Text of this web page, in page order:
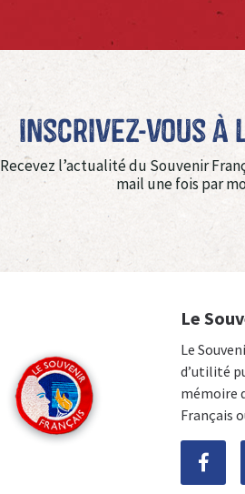
Inscrivez-vous à
Recevez l’actualité du Souvenir
mail une fois par
Le
Le
d’utilité
mémoire
Français